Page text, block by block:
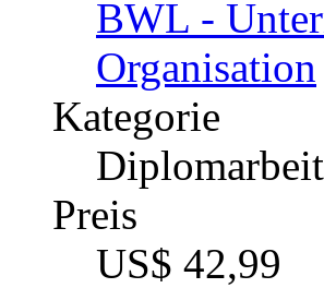
219506
Autor
Stephen
Fach
BWL -
Organisation